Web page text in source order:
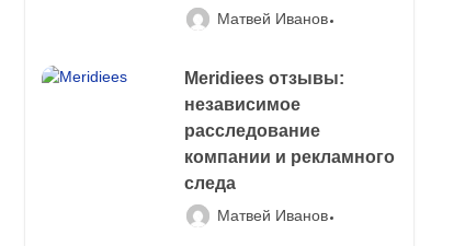
Матвей Иванов
Meridiees отзывы:
независимое
расследование
компании и рекламного
следа
Матвей Иванов